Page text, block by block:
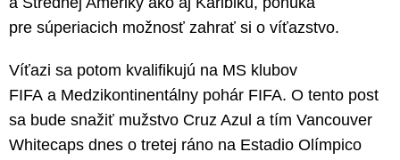
pre súperiacich možnosť zahrať si o víťazstvo.
Víťazi sa potom kvalifikujú na MS klubov
FIFA a Medzikontinentálny pohár FIFA. O tento post
sa bude snažiť mužstvo Cruz Azul a tím Vancouver
Whitecaps dnes o tretej ráno na Estadio Olímpico